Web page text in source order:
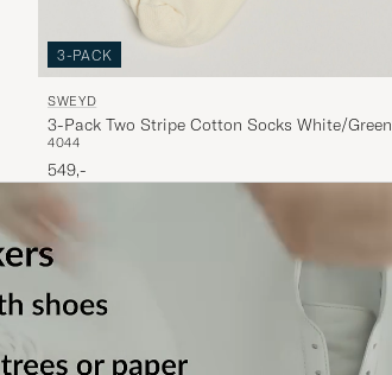
3-PACK
SWEYD
3-Pack Two Stripe Cotton Socks White/Green
4044
549,-